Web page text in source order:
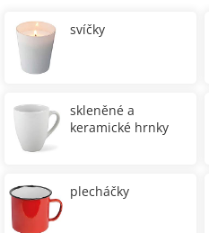
svíčky
skleněné a
keramické hrnky
plecháčky